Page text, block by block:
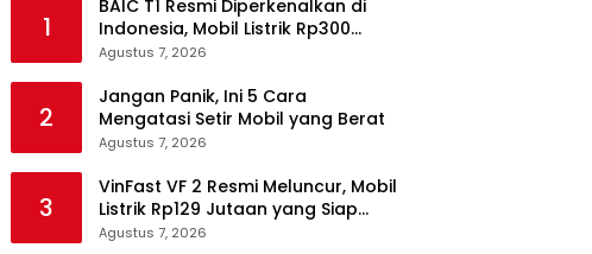
1
BAIC T1 Resmi Diperkenalkan di
Indonesia, Mobil Listrik Rp300
Jutaan Siap Ramaikan Pasar EV
Agustus 7, 2026
2
Jangan Panik, Ini 5 Cara
Mengatasi Setir Mobil yang Berat
Agustus 7, 2026
3
VinFast VF 2 Resmi Meluncur, Mobil
Listrik Rp129 Jutaan yang Siap
Jadi Alternatif Pengganti Motor
Agustus 7, 2026